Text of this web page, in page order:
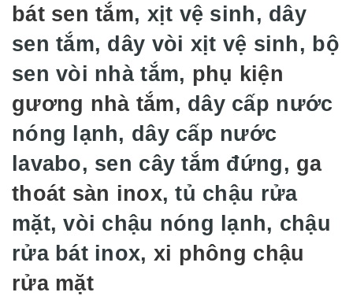
bát sen tắm, xịt vệ sinh, dây
sen tắm, dây vòi xịt vệ sinh, bộ
sen vòi nhà tắm, phụ kiện
gương nhà tắm, dây cấp nước
nóng lạnh, dây cấp nước
lavabo, sen cây tắm đứng, ga
thoát sàn inox, tủ chậu rửa
mặt, vòi chậu nóng lạnh, chậu
rửa bát inox, xi phông chậu
rửa mặt